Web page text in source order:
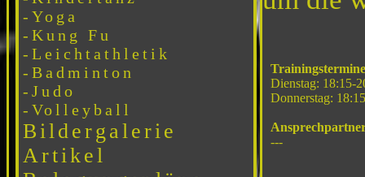
Dienstag: 18:15-
Donnerstag:
---
-Yoga
-Kung Fu
-Leichtathletik
-Badminton
-Judo
-Volleyball
Bildergalerie
Artikel